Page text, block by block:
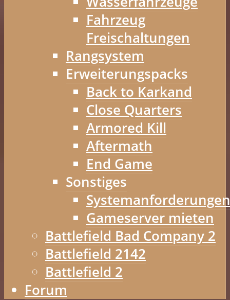
Fahrzeug
Freischaltungen
Rangsystem
Erweiterungspacks
Back to Karkand
Close Quarters
Armored Kill
Aftermath
End Game
Sonstiges
Systemanforderungen
Gameserver mieten
Battlefield Bad Company 2
Battlefield 2142
Battlefield 2
Forum